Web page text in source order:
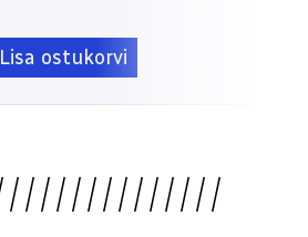
Lisa ostukorvi